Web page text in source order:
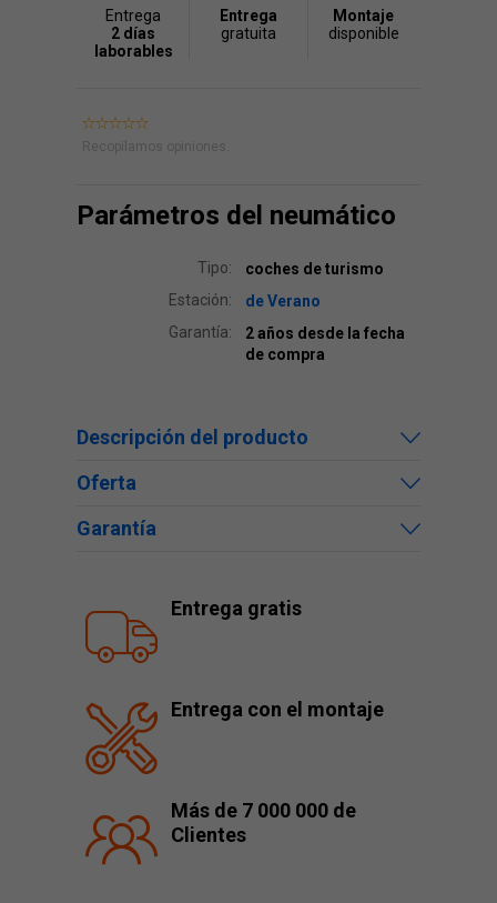
Entrega
2 días
laborables
Entrega
gratuita
Montaje
disponible
Recopilamos opiniones.
Parámetros del neumático
Tipo:
coches de turismo
Estación:
de Verano
Garantía:
2 años desde la fecha
de compra
Descripción del producto
Oferta
Garantía
Entrega gratis
Entrega con el montaje
Más de 7 000 000 de
Clientes